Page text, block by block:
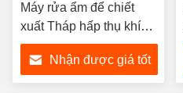
Máy rửa ẩm để chiết
xuất Tháp hấp thụ khí
thải
Nhận được giá tốt